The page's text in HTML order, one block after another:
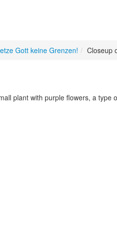
Gott keine Grenzen! Closeup
plant with purple flowers, a type